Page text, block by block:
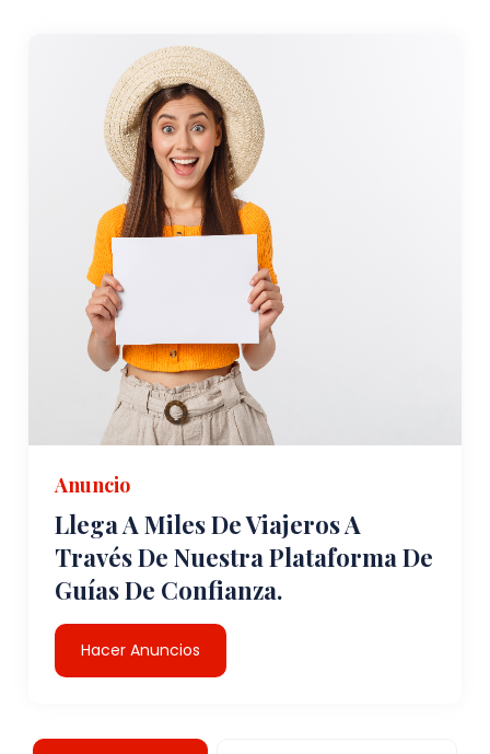
Anuncio
Llega A Miles De Viajeros A
Través De Nuestra Plataforma De
Guías De Confianza.
Hacer Anuncios